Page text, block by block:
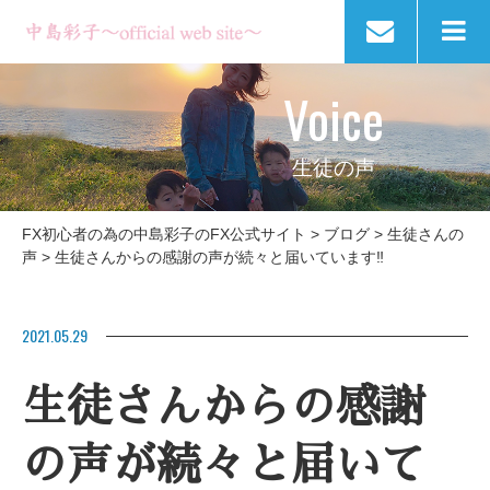
Voice
生徒の声
FX初心者の為の中島彩子のFX公式サイト > ブログ> 生徒さんの
声> 生徒さんからの感謝の声が続々と届いています‼
2021.05.29
生徒さんからの感謝
の声が続々と届いて